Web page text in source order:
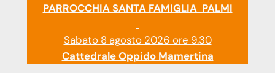
PARROCCHIA SANTA FAMIGLIA PALMI
Sabato 8 agosto 2026 ore 9.30
Cattedrale Oppido Mamertina